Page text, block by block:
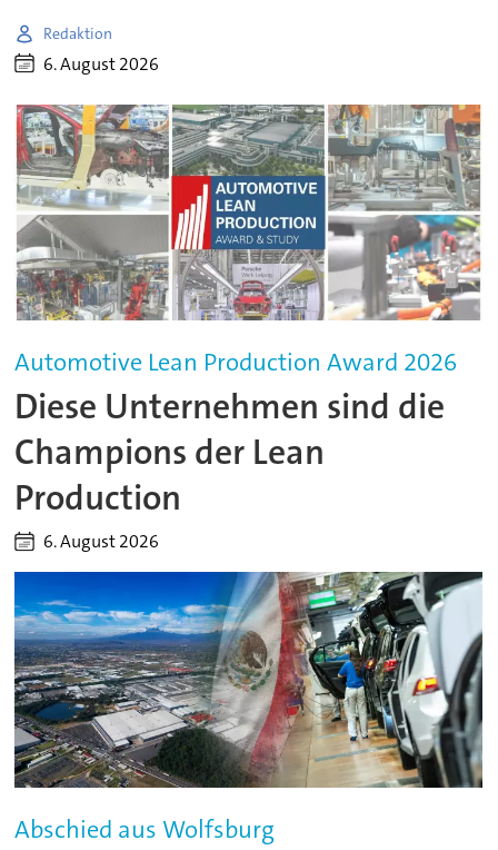
Redaktion
6. August 2026
Automotive Lean Production Award 2026
Diese Unternehmen sind die
Champions der Lean
Production
6. August 2026
Abschied aus Wolfsburg